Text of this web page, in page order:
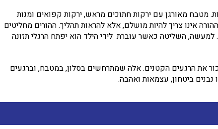
מטבח מאורגן עם ירקות חתוכים מראש, ירקות קפואים ומנות
אינו צריך להיות מושלם, אלא להראות תהליך. ההורים מחליטים
השליטה כאשר עוברת לידי הילד הוא יפתח הרגלי תזונה
את הרגעים הקטנים. אלה שמתרחשים בסלון, במטבח, וברגעים
ביטחון, עצמאות ואהבה.